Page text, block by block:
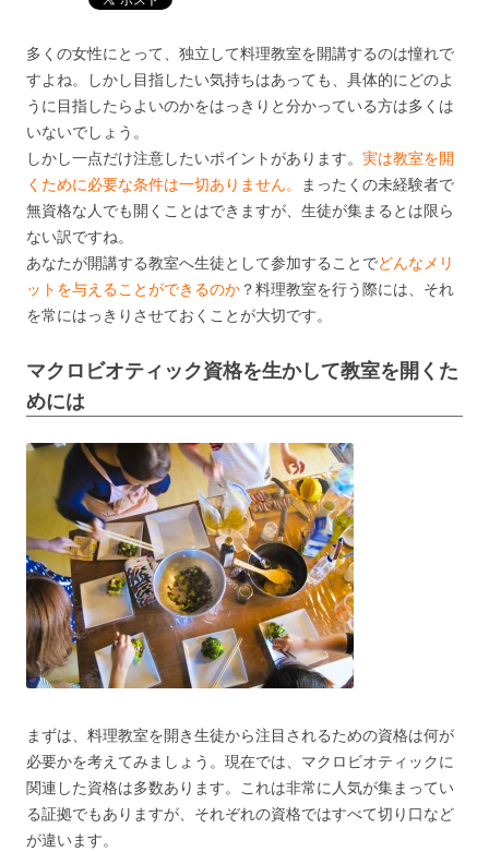
多くの女性にとって、独立して料理教室を開講するのは憧れで
すよね。しかし目指したい気持ちはあっても、具体的にどのよ
うに目指したらよいのかをはっきりと分かっている方は多くは
いないでしょう。
しかし一点だけ注意したいポイントがあります。 実は教室を開
くために必要な条件は一切ありません。 まったくの未経験者で
無資格な人でも開くことはできますが、生徒が集まるとは限ら
ない訳ですね。
あなたが開講する教室へ生徒として参加することでどんなメリ
ットを与えることができるのか ？料理教室を行う際には、それ
を常にはっきりさせておくことが大切です。
マクロビオティック資格を生かして教室を開くた
めには
まずは、料理教室を開き生徒から注目されるための資格は何が
必要かを考えてみましょう。現在では、マクロビオティックに
関連した資格は多数あります。これは非常に人気が集まってい
る証拠でもありますが、それぞれの資格ではすべて切り口など
が違います。